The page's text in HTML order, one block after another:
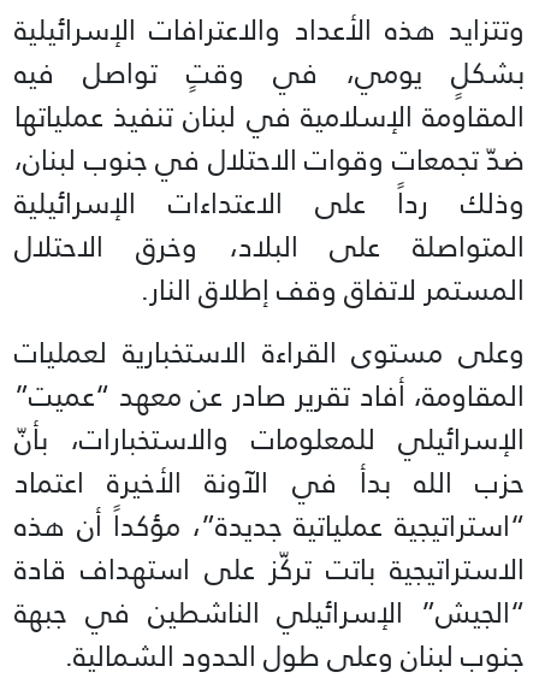
وتتزايد هذه الأعداد والاعترافات الإسرائيلية
بشكلٍ يومي، في وقتٍ تواصل فيه
المقاومة الإسلامية في لبنان تنفيذ عملياتها
ضدّ تجمعات وقوات الاحتلال في جنوب لبنان،
وذلك رداً على الاعتداءات الإسرائيلية
المتواصلة على البلاد، وخرق الاحتلال
المستمر لاتفاق وقف إطلاق النار.
وعلى مستوى القراءة الاستخبارية لعمليات
المقاومة، أفاد تقرير صادر عن معهد “عميت”
الإسرائيلي للمعلومات والاستخبارات، بأنّ
حزب الله بدأ في الآونة الأخيرة اعتماد
“استراتيجية عملياتية جديدة”، مؤكداً أن هذه
الاستراتيجية باتت تركّز على استهداف قادة
“الجيش” الإسرائيلي الناشطين في جبهة
جنوب لبنان وعلى طول الحدود الشمالية.